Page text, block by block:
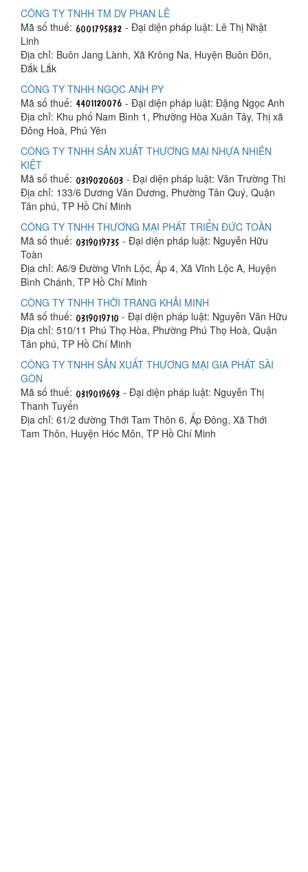
CÔNG TY TNHH TM DV PHAN LÊ
Mã số thuế:
- Đại diện pháp luật: Lê Thị Nhật
Linh
Địa chỉ: Buôn Jang Lành, Xã Krông Na, Huyện Buôn Đôn,
Đắk Lắk
CÔNG TY TNHH NGỌC ANH PY
Mã số thuế:
- Đại diện pháp luật: Đặng Ngọc Anh
Địa chỉ: Khu phố Nam Bình 1, Phường Hòa Xuân Tây, Thị xã
Đông Hoà, Phú Yên
CÔNG TY TNHH SẢN XUẤT THƯƠNG MẠI NHỰA NHIÊN
KIỆT
Mã số thuế:
- Đại diện pháp luật: Văn Trường Thi
Địa chỉ: 133/6 Dương Văn Dương, Phường Tân Quý, Quận
Tân phú, TP Hồ Chí Minh
CÔNG TY TNHH THƯƠNG MẠI PHÁT TRIỂN ĐỨC TOÀN
Mã số thuế:
- Đại diện pháp luật: Nguyễn Hữu
Toàn
Địa chỉ: A6/9 Đường Vĩnh Lộc, Ấp 4, Xã Vĩnh Lộc A, Huyện
Bình Chánh, TP Hồ Chí Minh
CÔNG TY TNHH THỜI TRANG KHẢI MINH
Mã số thuế:
- Đại diện pháp luật: Nguyễn Văn Hữu
Địa chỉ: 510/11 Phú Thọ Hòa, Phường Phú Thọ Hoà, Quận
Tân phú, TP Hồ Chí Minh
CÔNG TY TNHH SẢN XUẤT THƯƠNG MẠI GIA PHÁT SÀI
GÒN
Mã số thuế:
- Đại diện pháp luật: Nguyễn Thị
Thanh Tuyển
Địa chỉ: 61/2 đường Thới Tam Thôn 6, Ấp Đông, Xã Thới
Tam Thôn, Huyện Hóc Môn, TP Hồ Chí Minh